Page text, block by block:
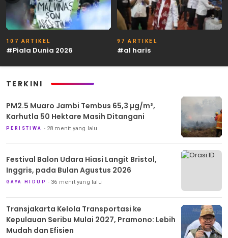
107 ARTIKEL
#Piala Dunia 2026
97 ARTIKEL
#al haris
TERKINI
PM2.5 Muaro Jambi Tembus 65,3 µg/m³,
Karhutla 50 Hektare Masih Ditangani
PERISTIWA 28 menit yang lalu
Festival Balon Udara Hiasi Langit Bristol,
Inggris, pada Bulan Agustus 2026
GAYA HIDUP 36 menit yang lalu
Transjakarta Kelola Transportasi ke
Kepulauan Seribu Mulai 2027, Pramono: Lebih
Mudah dan Efisien